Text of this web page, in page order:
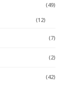
(49)
(12)
(7)
(2)
(42)